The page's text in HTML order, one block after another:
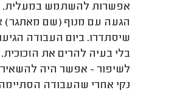
אפשרות להשתמש במעלית.
הגעה עם מנוף (שם מאתגר)
שיסתדרו. ביום העבודה
בלי בעיה להרים את
לשיפור - אפשר היה
נקי אחרי שהעבודה